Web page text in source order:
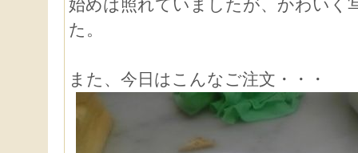
始めは照れていましたが、かわいく
た。
また、今日はこんなご注文・・・